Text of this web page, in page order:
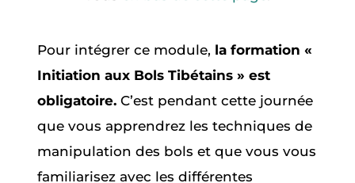
Pour intégrer ce module, la formation «
Initiation aux Bols Tibétains » est
obligatoire.C’est pendant cette journée
que vous apprendrez les techniques de
manipulation des bols et que vous vous
familiarisez avec les différentes